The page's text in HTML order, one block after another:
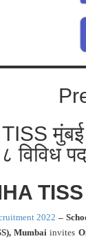
विविध
TISS
2022 –
Mumbaiinvites